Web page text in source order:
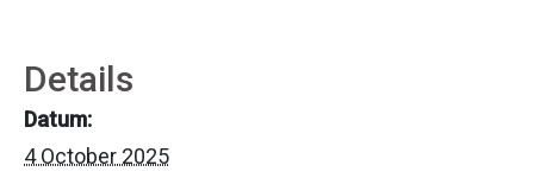
Details
Datum:
4 October 2025